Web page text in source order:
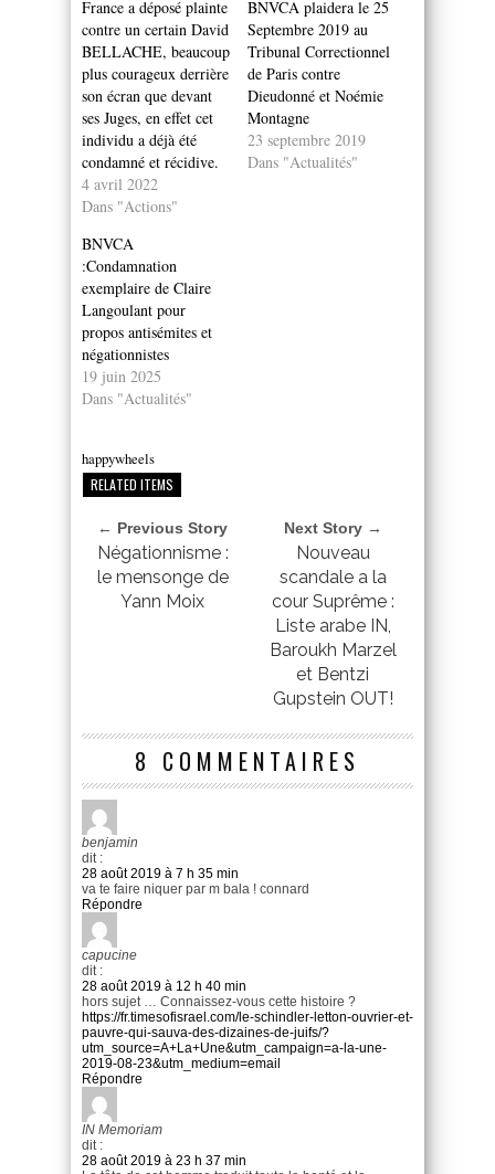
France a déposé plainte
contre un certain David
BELLACHE, beaucoup
plus courageux derrière
son écran que devant
ses Juges, en effet cet
individu a déjà été
condamné et récidive.
4 avril 2022
Dans "Actions"
BNVCA plaidera le 25
Septembre 2019 au
Tribunal Correctionnel
de Paris contre
Dieudonné et Noémie
Montagne
23 septembre 2019
Dans "Actualités"
BNVCA
:Condamnation
exemplaire de Claire
Langoulant pour
propos antisémites et
négationnistes
19 juin 2025
Dans "Actualités"
happywheels
RELATED ITEMS
← Previous Story
Négationnisme :
le mensonge de
Yann Moix
Next Story →
Nouveau
scandale a la
cour Suprême :
Liste arabe IN,
Baroukh Marzel
et Bentzi
Gupstein OUT!
8 COMMENTAIRES
benjamin
dit :
28 août 2019 à 7 h 35 min
va te faire niquer par m bala ! connard
Répondre
capucine
dit :
28 août 2019 à 12 h 40 min
hors sujet … Connaissez-vous cette histoire ?
https://fr.timesofisrael.com/le-schindler-letton-ouvrier-et-
pauvre-qui-sauva-des-dizaines-de-juifs/?
utm_source=A+La+Une&utm_campaign=a-la-une-
2019-08-23&utm_medium=email
Répondre
IN Memoriam
dit :
28 août 2019 à 23 h 37 min